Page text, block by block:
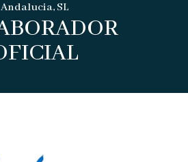
Andalucia, SL